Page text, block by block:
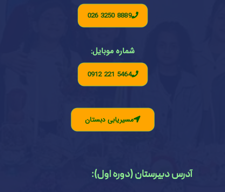
026 3250 8889
شماره موبایل:
0912 221 5464
مسیریابی دبستان
آدرس دبیرستان (دوره اول):